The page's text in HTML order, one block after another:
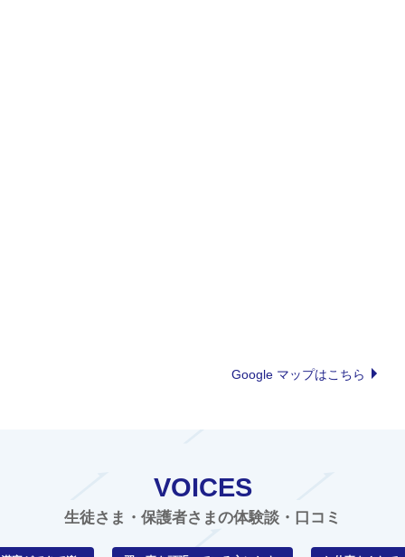
Google マップはこちら
VOICES
生徒さま・保護者さまの体験談・口コミ